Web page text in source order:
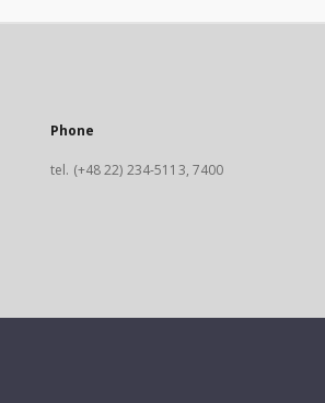
Phone
tel. (+48 22) 234-5113, 7400